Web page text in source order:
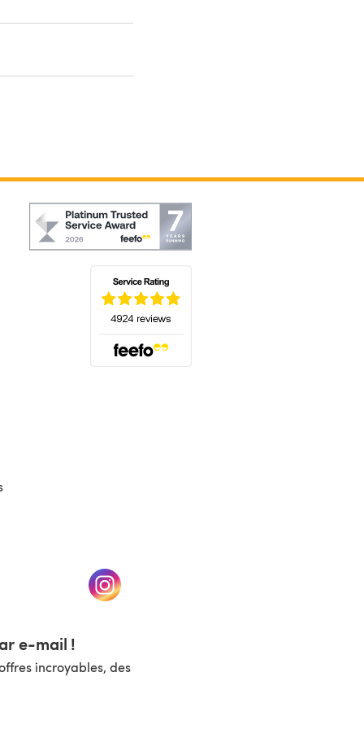
nouvel onglet) (s'ouvre dans un nouvel onglet)
e-mail !
incroyables, des